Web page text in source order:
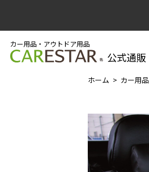
カー用品・アウトドア用品
公式通販
ホーム カー用品